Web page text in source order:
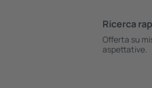
Ricerca
Offerta su
aspettative.